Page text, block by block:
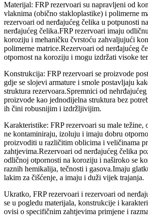
Materijal: FRP rezervoari su napravljeni od
vlaknima (obično stakloplastike) i polimerne
rezervoari od nerđajućeg čelika u potpunosti
nerđajućeg čelika.FRP rezervoari imaju
koroziju i mehaničku čvrstoću zahvaljujući
polimerne matrice.Rezervoari od nerđajućeg
otpornost na koroziju i mogu izdržati visoke
Konstrukcija: FRP rezervoari se proizvode
gdje se slojevi armature i smole postavljaju
struktura rezervoara.Spremnici od
proizvode kao jednodijelna struktura bez
ih čini robusnijim i izdržljivijim.
Karakteristike: FRP rezervoari su male težine,
ne kontaminiraju, izoluju i imaju dobru
proizvoditi u različitim oblicima i veličinama
zahtjevima.Rezervoari od nerđajućeg čelika
odličnoj otpornosti na koroziju i naširoko se
raznih hemikalija, tečnosti i gasova.Imaju
lakim za čišćenje, a imaju i duži vijek trajanja.
Ukratko, FRP rezervoari i rezervoari od
se u pogledu materijala, konstrukcije i
ovisi o specifičnim zahtjevima primjene i